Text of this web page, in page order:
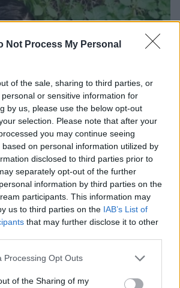
Not Process My Personal
of the sale, sharing to third parties, or
or sensitive information for
by us, please use the below opt-out
selection. Please note that after your
you may continue seeing
on personal information utilized by
disclosed to third parties prior to
separately opt-out of the further
information by third parties on the
participants. This information may
us to third parties on the IAB’s List of
that may further disclose it to other
website/app uses one or more Google
or usage behaviour. You may click to
Processing Opt Outs
of the Sharing of my
γάμο, τη ΜΚΟ και την
Η σκοτεινή διαδρομή του